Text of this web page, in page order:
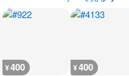
¥400 ¥400